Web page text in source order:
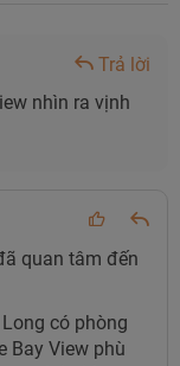
bổ sung
Gồm 1 giường
Phòng view
Trả lời
nhìn ra vịnh
quan tâm đến
có phòng
Bay View phù